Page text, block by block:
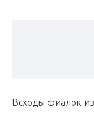
Всходы фиалок